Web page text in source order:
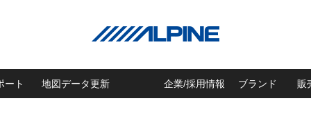
ート 地図データ更新 企業/採用情報 ブランド 販